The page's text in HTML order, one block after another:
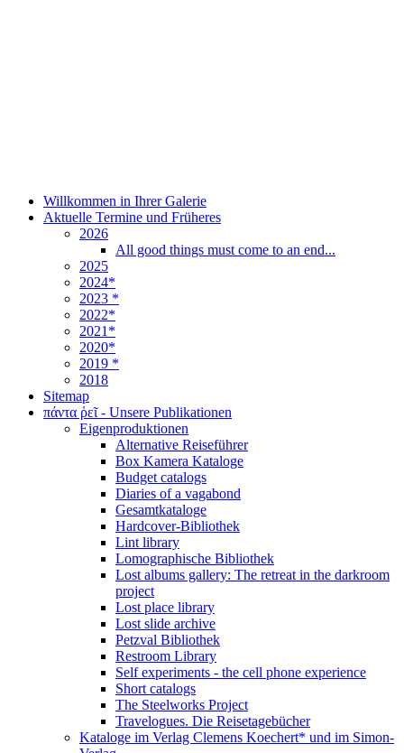
Willkommen in Ihrer Galerie
Aktuelle Termine und Früheres
2026
All good things must come to an end...
2025
2024*
2023 *
2022*
2021*
2020*
2019 *
2018
Sitemap
πάντα ῥεῖ - Unsere Publikationen
Eigenproduktionen
Alternative Reiseführer
Box Kamera Kataloge
Budget catalogs
Diaries of a vagabond
Gesamtkataloge
Hardcover-Bibliothek
Lint library
Lomographische Bibliothek
Lost albums gallery: The retreat in the darkroom
project
Lost place library
Lost slide archive
Petzval Bibliothek
Restroom Library
Self experiments - the cell phone experience
Short catalogs
The Steelworks Project
Travelogues. Die Reisetagebücher
Kataloge im Verlag Clemens Koechert* und im Simon-